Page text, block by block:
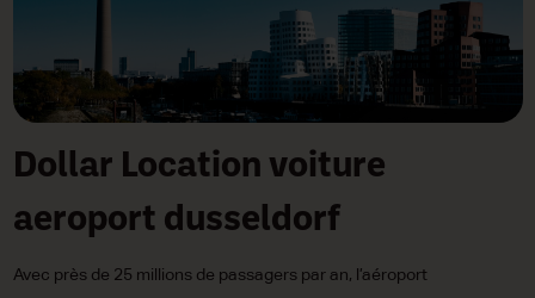
Dollar Location voiture
aeroport dusseldorf
Avec près de 25 millions de passagers par an, l’aéroport